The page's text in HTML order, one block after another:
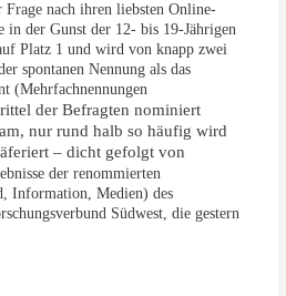
nach ihren liebsten Online-
in der Gunst der 12- bis 19-Jährigen
Platz 1 und wird von knapp zwei
spontanen Nennung als das
(Mehrfachnennungen
der Befragten nominiert
nur rund halb so häufig wird
– dicht gefolgt von
der renommierten
Information, Medien) des
Südwest, die gestern